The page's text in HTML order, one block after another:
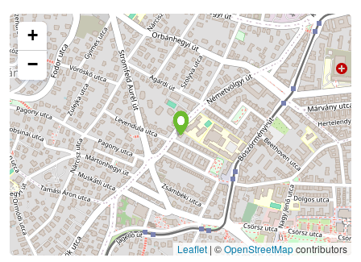
+
−
Leaflet | ©OpenStreetMapcontributors